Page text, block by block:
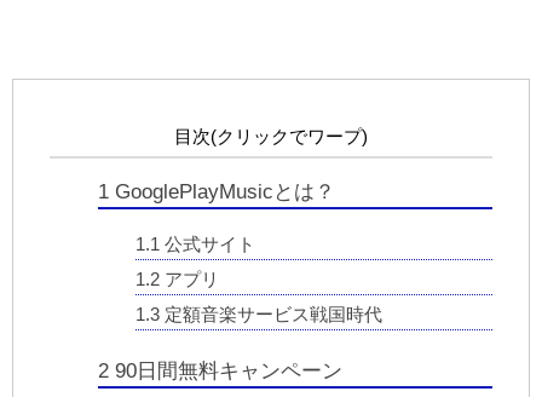
目次(クリックでワープ)
1 GooglePlayMusicとは？
1.1 公式サイト
1.2アプリ
1.3定額音楽サービス戦国時代
2 90日間無料キャンペーン